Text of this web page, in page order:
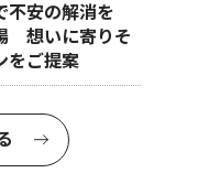
不安の解消を
想いに寄りそ
をご提案